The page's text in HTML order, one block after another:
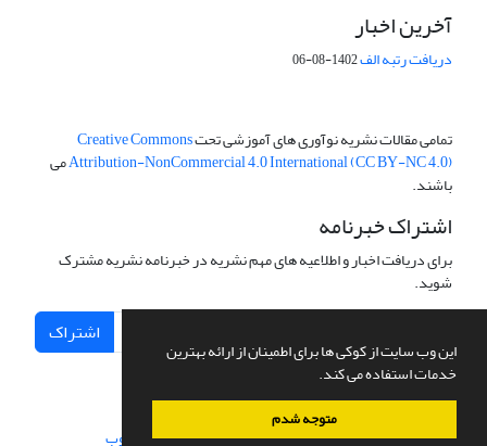
این وب سایت از کوکی ها برای اطمینان از ارائه بهترین
خدمات استفاده می کند.
متوجه شدم
آخرین اخبار
دریافت رتبه الف1402-08-06
تمامی مقالات نشریه نوآوری های آموزشی تحتCreative Commons
Attribution-NonCommercial 4.0 International (CC BY-NC 4.0)می
باشند.
اشتراک خبرنامه
برای دریافت اخبار و اطلاعیه های مهم نشریه در خبرنامه نشریه مشترک
شوید.
اشتراک
سامانه مدیریت نشریات علمی.طراحی و پیاده سازی از سیناوب